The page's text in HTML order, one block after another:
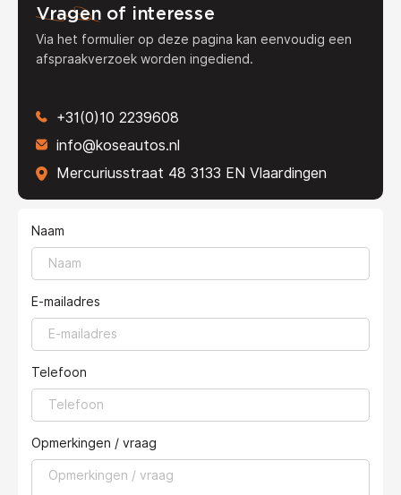
Vragenof interesse
Via het formulier op deze pagina kan eenvoudig een
afspraakverzoek worden ingediend.
+31(0)10 2239608
info@koseautos.nl
Mercuriusstraat 48 3133 EN Vlaardingen
Naam
E-mailadres
Telefoon
Opmerkingen / vraag